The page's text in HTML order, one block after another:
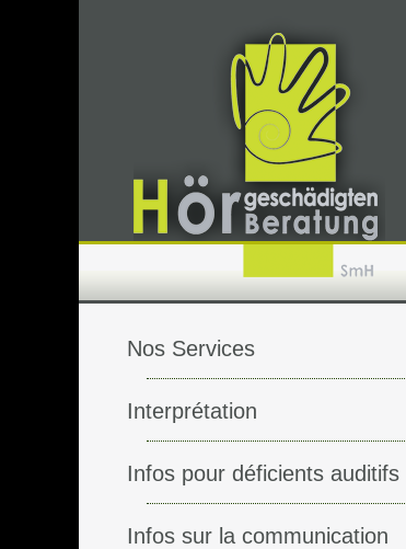
Nos Services
Interprétation
Infos pour déficients auditifs
Infos sur la communication